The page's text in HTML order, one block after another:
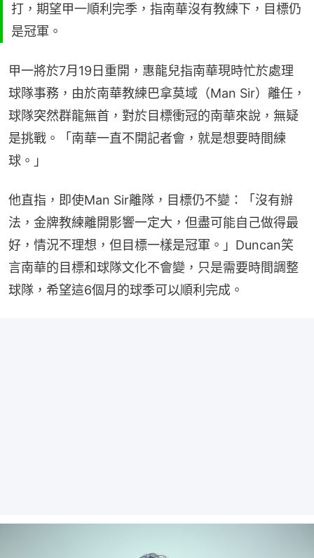
打，期望甲一順利完季，指南華沒有教練下，目標仍
是冠軍。
甲一將於7月19日重開，惠龍兒指南華現時忙於處理
球隊事務，由於南華教練巴拿莫域（Man Sir）離任，
球隊突然群龍無首，對於目標衝冠的南華來說，無疑
是挑戰。「南華一直不開記者會，就是想要時間練
球。」
他直指，即使Man Sir離隊，目標仍不變：「沒有辦
法，金牌教練離開影響一定大，但盡可能自己做得最
好，情況不理想，但目標一樣是冠軍。」Duncan笑
言南華的目標和球隊文化不會變，只是需要時間調整
球隊，希望這6個月的球季可以順利完成。